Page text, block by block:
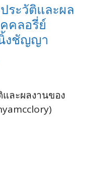
ระวัติและผล
คลอรี่ย์
งชัญญา
ละผลงานของ